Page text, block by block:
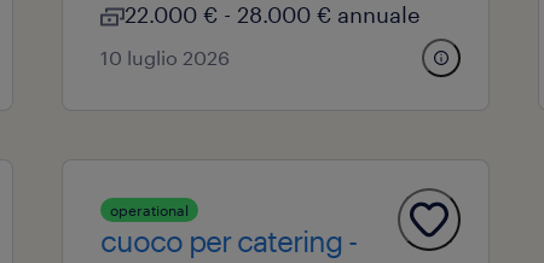
22.000 € - 28.000 € annuale
10 luglio 2026
operational
cuoco per catering -